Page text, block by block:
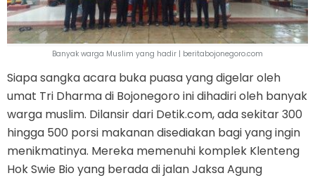
Banyak warga Muslim yang hadir | beritabojonegoro.com
Siapa sangka acara buka puasa yang digelar oleh
umat Tri Dharma di Bojonegoro ini dihadiri oleh banyak
warga muslim. Dilansir dari Detik.com, ada sekitar 300
hingga 500 porsi makanan disediakan bagi yang ingin
menikmatinya. Mereka memenuhi komplek Klenteng
Hok Swie Bio yang berada di jalan Jaksa Agung